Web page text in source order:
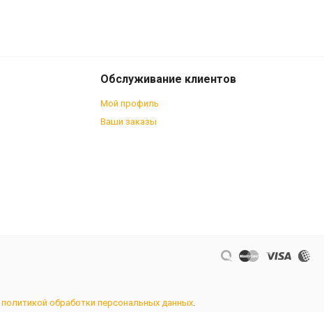
Обслуживание клиентов
Мой профиль
Ваши заказы
политикой обработки персональных данных.